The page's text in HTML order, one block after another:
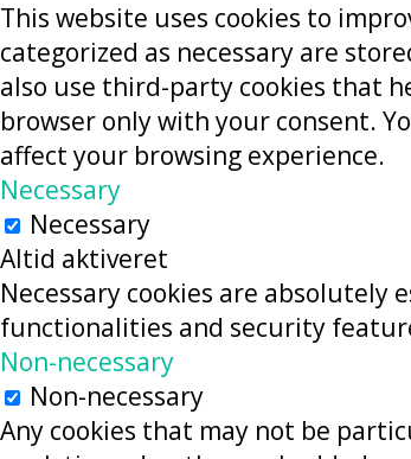
This website uses cookies to
categorized as necessary are
also use third-party cookies that
browser only with your consent.
affect your browsing experience.
Necessary
Necessary
Altid aktiveret
Necessary cookies are
functionalities and security
Non-necessary
Non-necessary
Any cookies that may not be